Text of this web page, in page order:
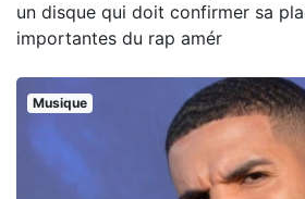
un disque qui doit confirmer sa
importantes du rap amér
Musique